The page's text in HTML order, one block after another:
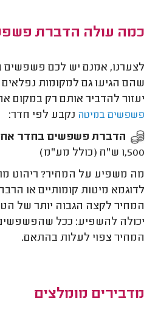
כמה עולה הדברת
לצערנו, אמנם יש לכם פשפשים
שהם הגיעו גם למקומות נפלאים
יעזור להדביר אותם רק במקום
פשפשים במיטה נקבע לפי חדר:
הדברת פשפשים בחדר
1,500 ש"ח (כולל מע"מ)
מה משפיע על המחיר? ריהוט
לדוגמא מיטות קומותיים או
המחיר לקצה הגבוה יותר של
יכולה להשפיע: ככל
המחיר צפוי לעלות בהתאם.
מדבירים מומלצים